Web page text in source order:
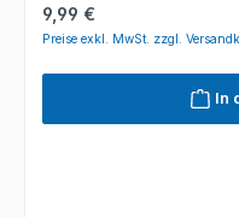
Regulärer Preis:
9,99 €
Preise exkl. MwSt. zzgl.
In